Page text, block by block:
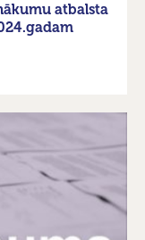
atbalsta